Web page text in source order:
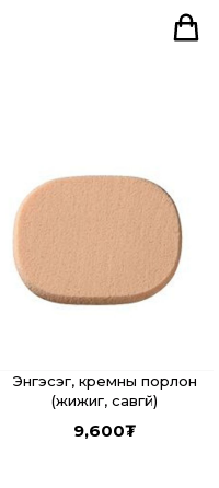
Энгэсэг, кремны порлон
(жижиг, савгүй)
9,600₮